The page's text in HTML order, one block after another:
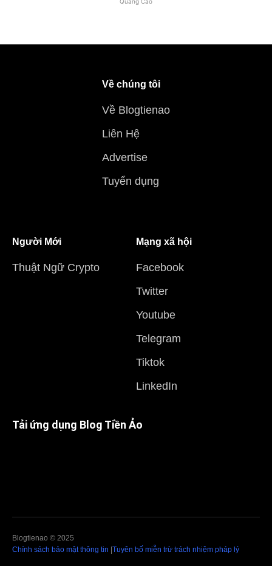
Về chúng tôi
Về Blogtienao
Liên Hệ
Advertise
Tuyển dụng
Người Mới
Thuật Ngữ Crypto
Mạng xã hội
Facebook
Twitter
Youtube
Telegram
Tiktok
LinkedIn
Tải ứng dụng Blog Tiền Ảo
Blogtienao © 2025
Chính sách bảo mật thông tin Tuyên bố miễn trừ trách nhiệm pháp lý